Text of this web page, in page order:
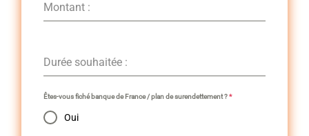
Montant :
Durée souhaitée :
Êtes-vous fiché banque de France / plan de surendettement ?*
Oui